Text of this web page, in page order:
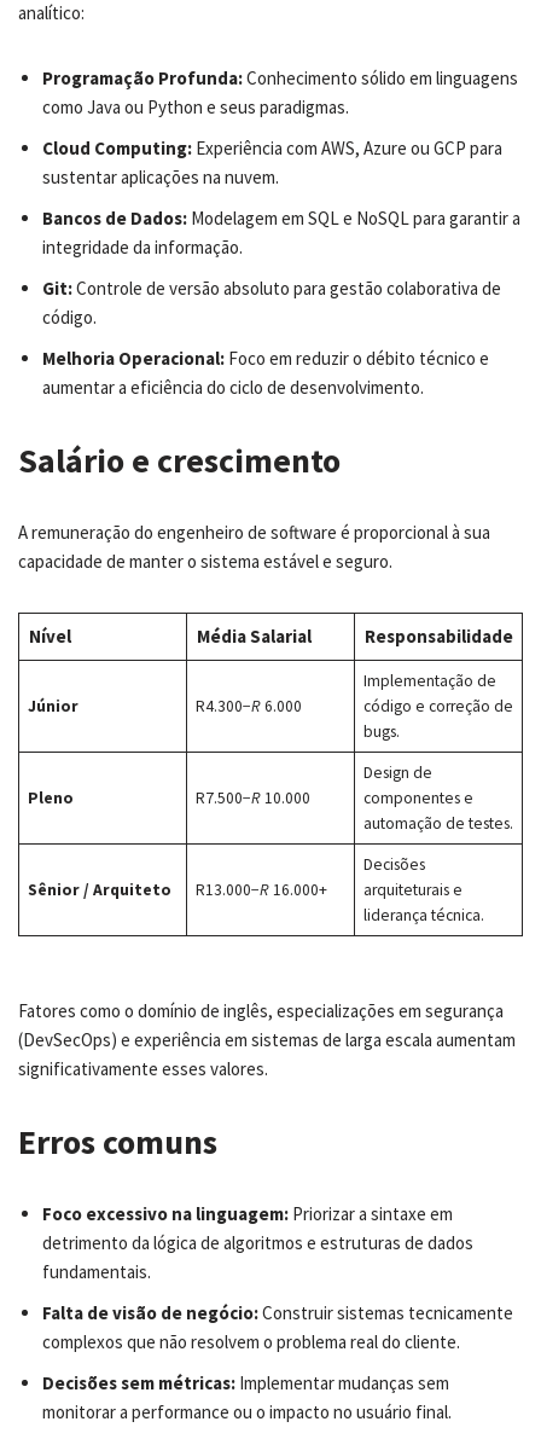
analítico:
Programação Profunda:Conhecimento sólido em linguagens
como Java ou Python e seus paradigmas.
Cloud Computing: Experiência com AWS, Azure ou GCP para
sustentar aplicações na nuvem.
Bancos de Dados: Modelagem em SQL e NoSQL para garantir a
integridade da informação.
Git:Controle de versão absoluto para gestão colaborativa de
código.
Melhoria Operacional: Foco em reduzir o débito técnico e
aumentar a eficiência do ciclo de desenvolvimento.
Salário e crescimento
A remuneração do engenheiro de software é proporcional à sua
capacidade de manter o sistema estável e seguro.
Nível Média Salarial Responsabilidade
Júnior R4.300−R6.000
Implementação de
código e correção de
bugs.
Pleno R7.500−R10.000
Design de
componentes e
automação de testes.
Sênior / Arquiteto R13.000−R16.000+
Decisões
arquiteturais e
liderança técnica.
Fatores como o domínio de inglês, especializações em segurança
(DevSecOps) e experiência em sistemas de larga escala aumentam
significativamente esses valores.
Erros comuns
Foco excessivo na linguagem: Priorizar a sintaxe em
detrimento da lógica de algoritmos e estruturas de dados
fundamentais.
Falta de visão de negócio:Construir sistemas tecnicamente
complexos que não resolvem o problema real do cliente.
Decisões sem métricas: Implementar mudanças sem
monitorar a performance ou o impacto no usuário final.